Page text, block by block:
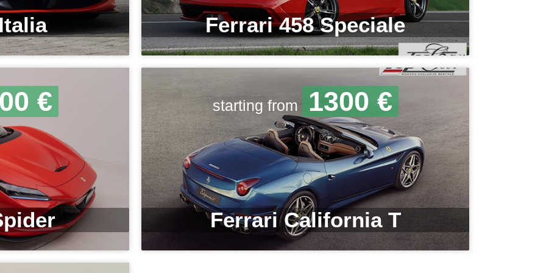
Ferrari 458 Speciale
€ starting from 1300 €
Ferrari California T